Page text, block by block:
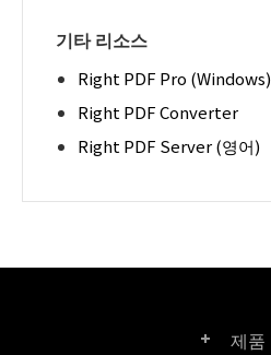
기타 리소스
Right PDF Pro (Windows)
Right PDF Converter
Right PDF Server (영어)
제품